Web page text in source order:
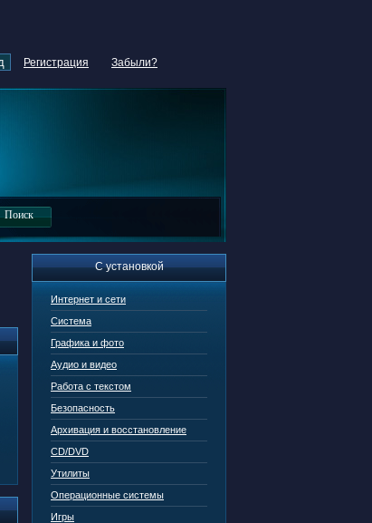
Регистрация Забыли?
С установкой
Интернет и сети
Система
Графика и фото
Аудио и видео
Работа с текстом
Безопасность
Архивация и восстановление
CD/DVD
Утилиты
Операционные системы
Игры